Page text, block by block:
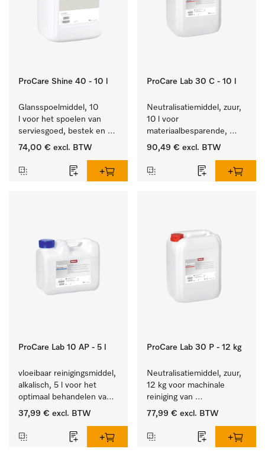
ProCare Shine 40 - 10 l
Glansspoelmiddel, 10
l voor het spoelen van
serviesgoed, bestek en
ideaal voor glazen.
74,00 € excl. BTW
ProCare Lab 30 C - 10 l
Neutralisatiemiddel, zuur,
10 l voor
materiaalbesparende,
machinale reiniging van
gerei.
90,49 € excl. BTW
ProCare Lab 10 AP - 5 l
vloeibaar reinigingsmiddel,
alkalisch, 5 l voor het
optimaal behandelen van
laboratoriumhulpstukken.
37,99 € excl. BTW
ProCare Lab 30 P - 12 kg
Neutralisatiemiddel, zuur,
12 kg voor machinale
reiniging van
laboratoriumglaswerk en -
77,99 € excl. BTW